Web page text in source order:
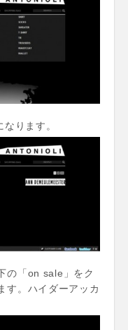
ります。
の「on sale」をク
す。ハイダーアッカ